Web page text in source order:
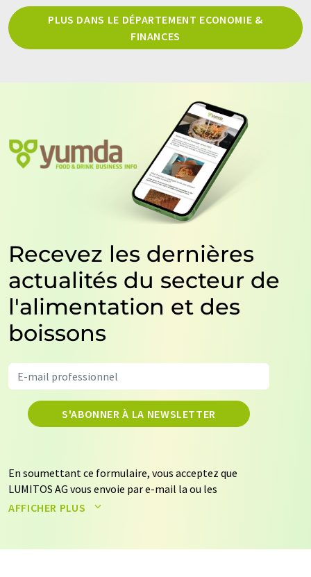
PLUS DANS LE DÉPARTEMENT ECONOMIE &
FINANCES
Recevez les dernières
actualités du secteur de
l'alimentation et des
boissons
S'ABONNER À LA NEWSLETTER
En soumettant ce formulaire, vous acceptez que
LUMITOS AG vous envoie par e-mail la ou les
newsletters sélectionnées ci-dessus. Vos données ne
protection des données. LUMITOS peut vous contacter
AFFICHER PLUS